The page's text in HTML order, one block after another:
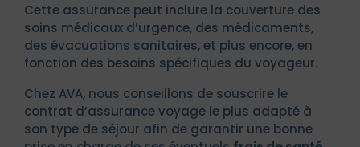
Cette assurance peut inclure la couverture des
soins médicaux d’urgence, des médicaments,
des évacuations sanitaires, et plus encore, en
fonction des besoins spécifiques du voyageur.
Chez AVA, nous conseillons de souscrire le
contrat d’assurance voyage le plus adapté à
son type de séjour afin de garantir une bonne